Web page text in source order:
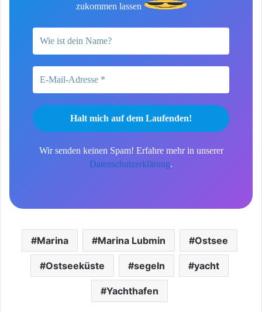
zukommen lassen
Wir senden keinen Spam! Erfahre mehr in unserer
Datenschutzerklärung.
Marina Marina Lubmin Ostsee
Ostseeküste segeln yacht
Yachthafen